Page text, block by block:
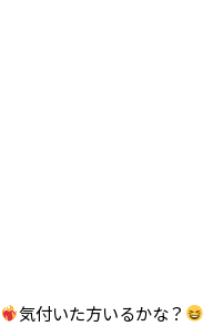
気付いた方いるかな？